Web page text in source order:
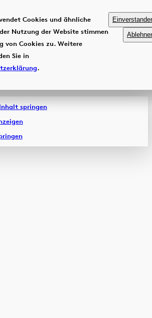
Cookies und ähnliche
Nutzung der Website stimmen
von Cookies zu. Weitere
Sie in
.
springen